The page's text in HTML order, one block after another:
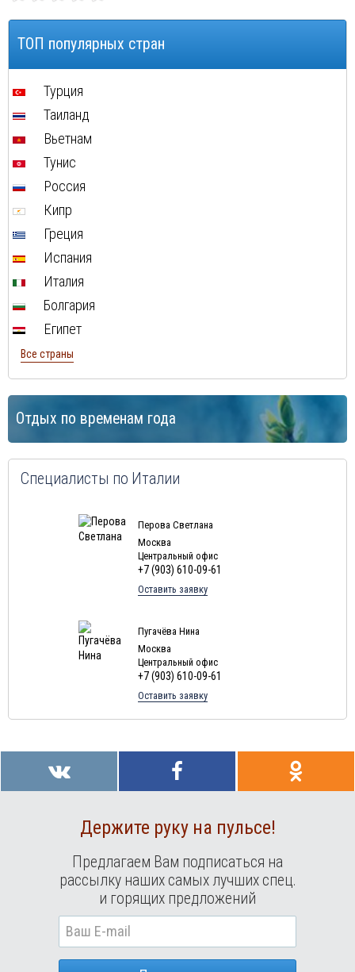
ТОП популярных стран
Турция
Таиланд
Вьетнам
Тунис
Россия
Кипр
Греция
Испания
Италия
Болгария
Египет
Все страны
Отдых по временам года
Специалисты по Италии
Перова Светлана
Москва
Центральный офис
+7 (903) 610-09-61
Оставить заявку
Пугачёва Нина
Москва
Центральный офис
+7 (903) 610-09-61
Оставить заявку
Держите руку на пульсе!
Предлагаем Вам подписаться на
рассылку наших самых лучших спец.
и горящих предложений